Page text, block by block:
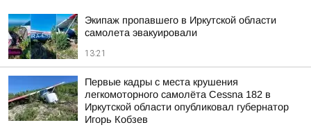
Экипаж пропавшего в Иркутской области
самолета эвакуировали
13:21
Первые кадры с места крушения
легкомоторного самолёта Cessna 182 в
Иркутской области опубликовал губернатор
Игорь Кобзев